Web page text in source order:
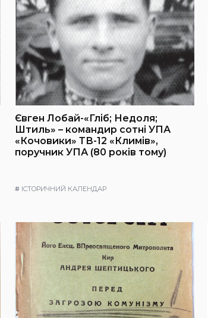
Євген Лобай-«Гліб; Недоля;
Штиль» – командир сотні УПА
«Кочовики» ТВ-12 «Климів»,
поручник УПА (80 років тому)
# ІСТОРИЧНИЙ КАЛЕНДАР